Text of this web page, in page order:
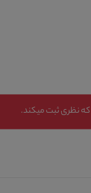
نظری ثبت میکند.